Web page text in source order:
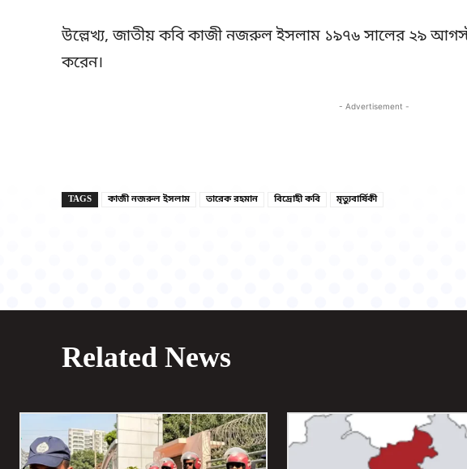
উল্লেখ্য, জাতীয় কবি কাজী নজরুল ইসলাম ১৯৭৬ সালের ২৯ আগস্ট
করেন।
- Advertisement -
TAGS কাজী নজরুল ইসলাম তারেক রহমান বিদ্রোহী কবি মৃত্যুবার্ষিকী
Related News